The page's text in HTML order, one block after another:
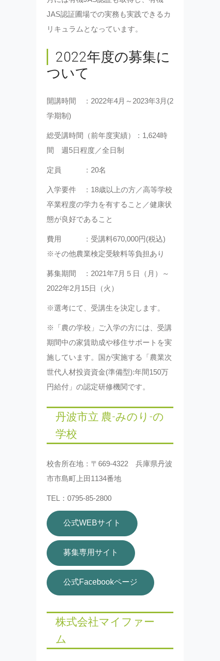
JAS認証圃場での実務も実践できるカ
リキュラムとなっています。
2022年度の募集に
ついて
開講時間 ：2022年4月～2023年3月(2
学期制)
総受講時間（前年度実績）：1,624時
間 週5日程度／全日制
定員 ：20名
入学要件 ：18歳以上の方／高等学校
卒業程度の学力を有すること／健康状
態が良好であること
費用 ：受講料670,000円(税込)
※その他農業検定受験料等負担あり
募集期間 ：2021年7月５日（月）～
2022年2月15日（火）
※選考にて、受講生を決定します。
※「農の学校」ご入学の方には、受講
期間中の家賃助成や移住サポートを実
施しています。国が実施する「農業次
世代人材投資資金(準備型):年間150万
円給付」の認定研修機関です。
丹波市立 農-みのり-の
学校
校舎所在地：〒669-4322 兵庫県丹波
市市島町上田1134番地
TEL：0795-85-2800
公式WEBサイト
募集専用サイト
公式Facebookページ
株式会社マイファー
ム